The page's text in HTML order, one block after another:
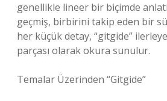
genellikle lineer bir biçimde
geçmiş, birbirini takip eden bir
her küçük detay, “gitgide”
parçası olarak okura sunulur.
Temalar Üzerinden “Gitgide”